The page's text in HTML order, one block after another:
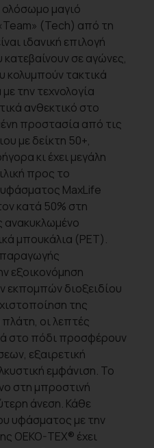
ολόσωμο μαγιό
(Tech) από τη
ιδανική επιλογή
σε αγώνες,
κολυμπούν τακτικά
την τεχνολογία
ανθεκτικό στο
προστασία από τις
με δείκτη 50+,
κι έχει μεγάλη
προς το
MaxLife
κατά 50% στη
μπουκάλια (PET).
παραγωγής
εξοικονόμηση
εκπομπών διοξειδίου
της
οι λεπτές
στο πόδι προσφέρουν
εξαιρετική
εμφάνιση. Το
στη μπροστινή
άνεση. Κάθε
υφάσματος με την
OEKO-TEX® έχει